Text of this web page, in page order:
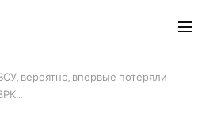
вероятно, впервые потеряли